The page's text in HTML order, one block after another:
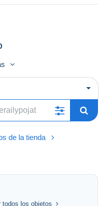
otherwise noted in the
Catalogues
POSTCARD OR
SHIPPING COST TO
WITH BUYER RISK:
lots (lot
de la tienda
todos los objetos